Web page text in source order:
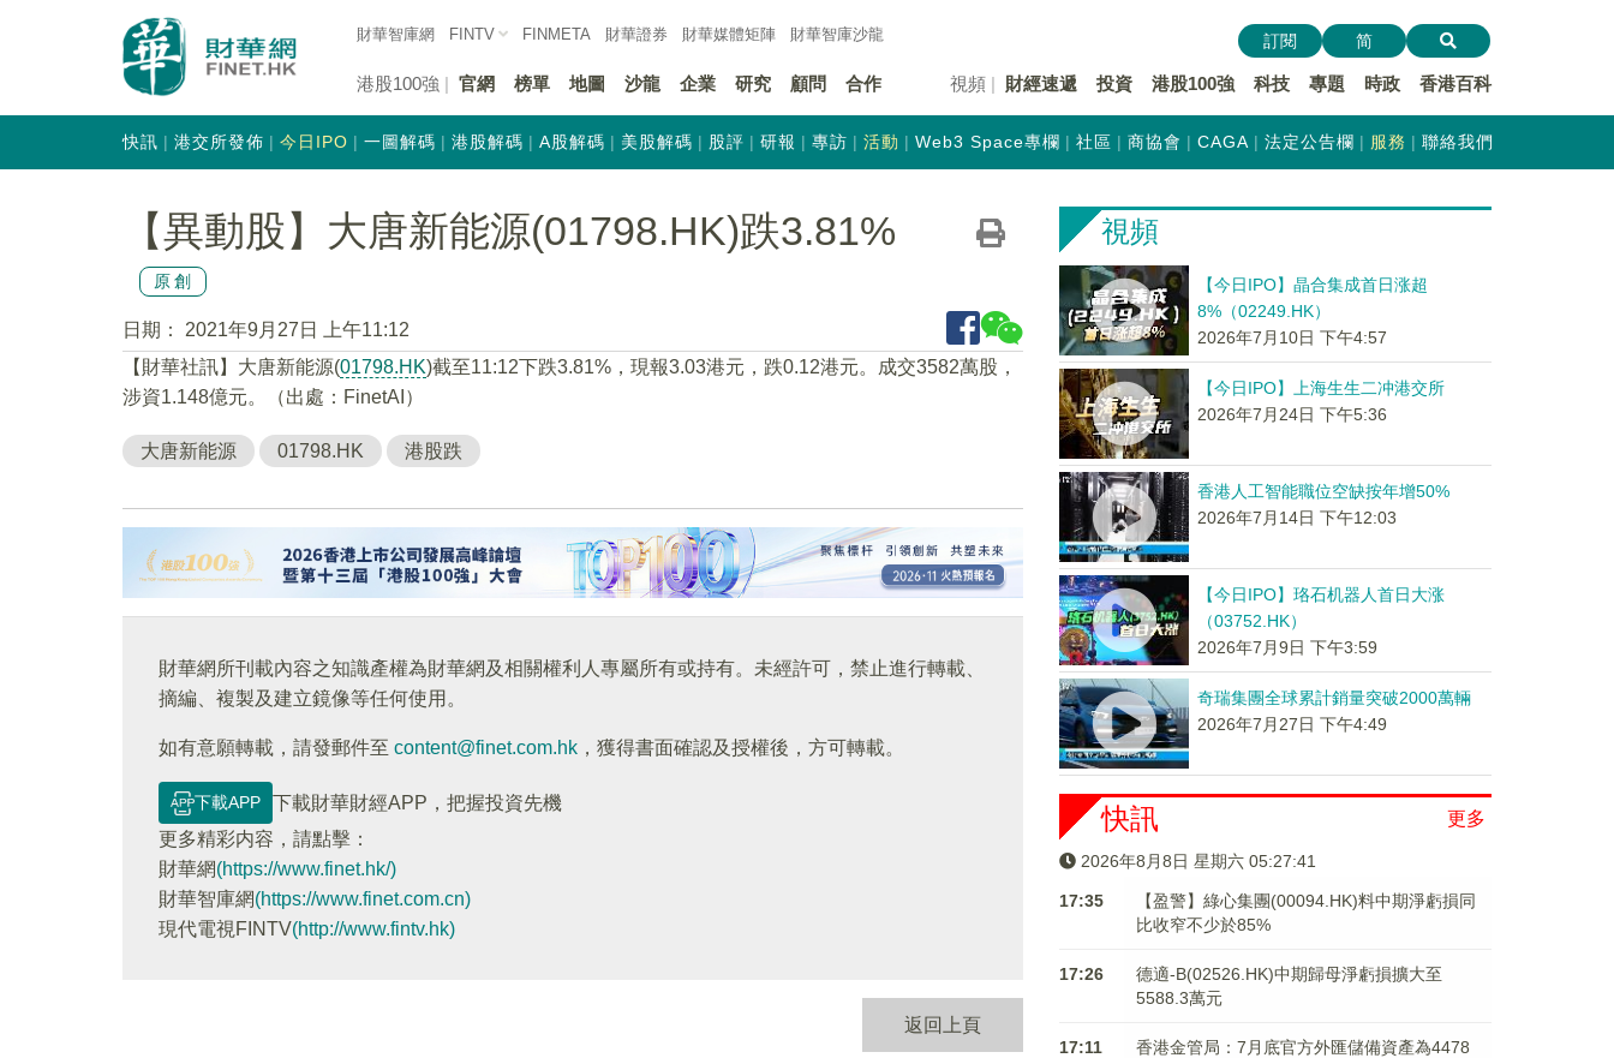
財華智庫網 FINTV FINMETA 財華證券 財華媒體矩陣 財華智庫沙龍
港股100強 官網 榜單 地圖 沙龍 企業 研究 顧問 合作 視頻 財經速遞 投資 港股100強 科技 專題 時政 香港百科
訂閱 简
快訊 港交所發佈 今日IPO 一圖解碼 港股解碼 A股解碼 美股解碼 股評 研報 專訪 活動 Web3 Space專欄 社區 商協會 CAGA 法定公告欄 服務 聯絡我們
【異動股】大唐新能源(01798.HK)跌3.81%
原創
日期：
2021年9月27日 上午11:12
【財華社訊】大唐新能源(01798.HK)截至11:12下跌3.81%，現報3.03港元，跌0.12港元。成交3582萬股，
涉資1.148億元。（出處：FinetAI）
大唐新能源 01798.HK 港股跌
財華網所刊載內容之知識產權為財華網及相關權利人專屬所有或持有。未經許可，禁止進行轉載、
摘編、複製及建立鏡像等任何使用。
如有意願轉載，請發郵件至 content@finet.com.hk ，獲得書面確認及授權後，方可轉載。
下載APP
下載財華財經APP，把握投資先機
更多精彩内容，請點擊：
財華網(https://www.finet.hk/)
財華智庫網(https://www.finet.com.cn)
現代電視FINTV(http://www.fintv.hk)
返回上頁
視頻
【今日IPO】晶合集成首日涨超
8%（02249.HK）
2026年7月10日 下午4:57
【今日IPO】上海生生二冲港交所
2026年7月24日 下午5:36
香港人工智能職位空缺按年增50%
2026年7月14日 下午12:03
【今日IPO】珞石机器人首日大涨
（03752.HK）
2026年7月9日 下午3:59
奇瑞集團全球累計銷量突破2000萬輛
2026年7月27日 下午4:49
更多
快訊
2026年8月8日 星期六 05:27:42
17:35
【盈警】綠心集團(00094.HK)料中期淨虧損同
比收窄不少於85%
17:26
德適-B(02526.HK)中期歸母淨虧損擴大至
5588.3萬元
17:11
香港金管局：7月底官方外匯儲備資產為4478